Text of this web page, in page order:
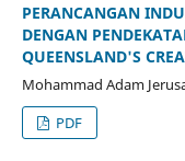
PERANCANGAN
DENGAN
QUEENSLAND'S
Mohammad Adam
PDF